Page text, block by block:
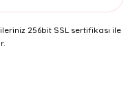
256bit SSL sertifikası ile